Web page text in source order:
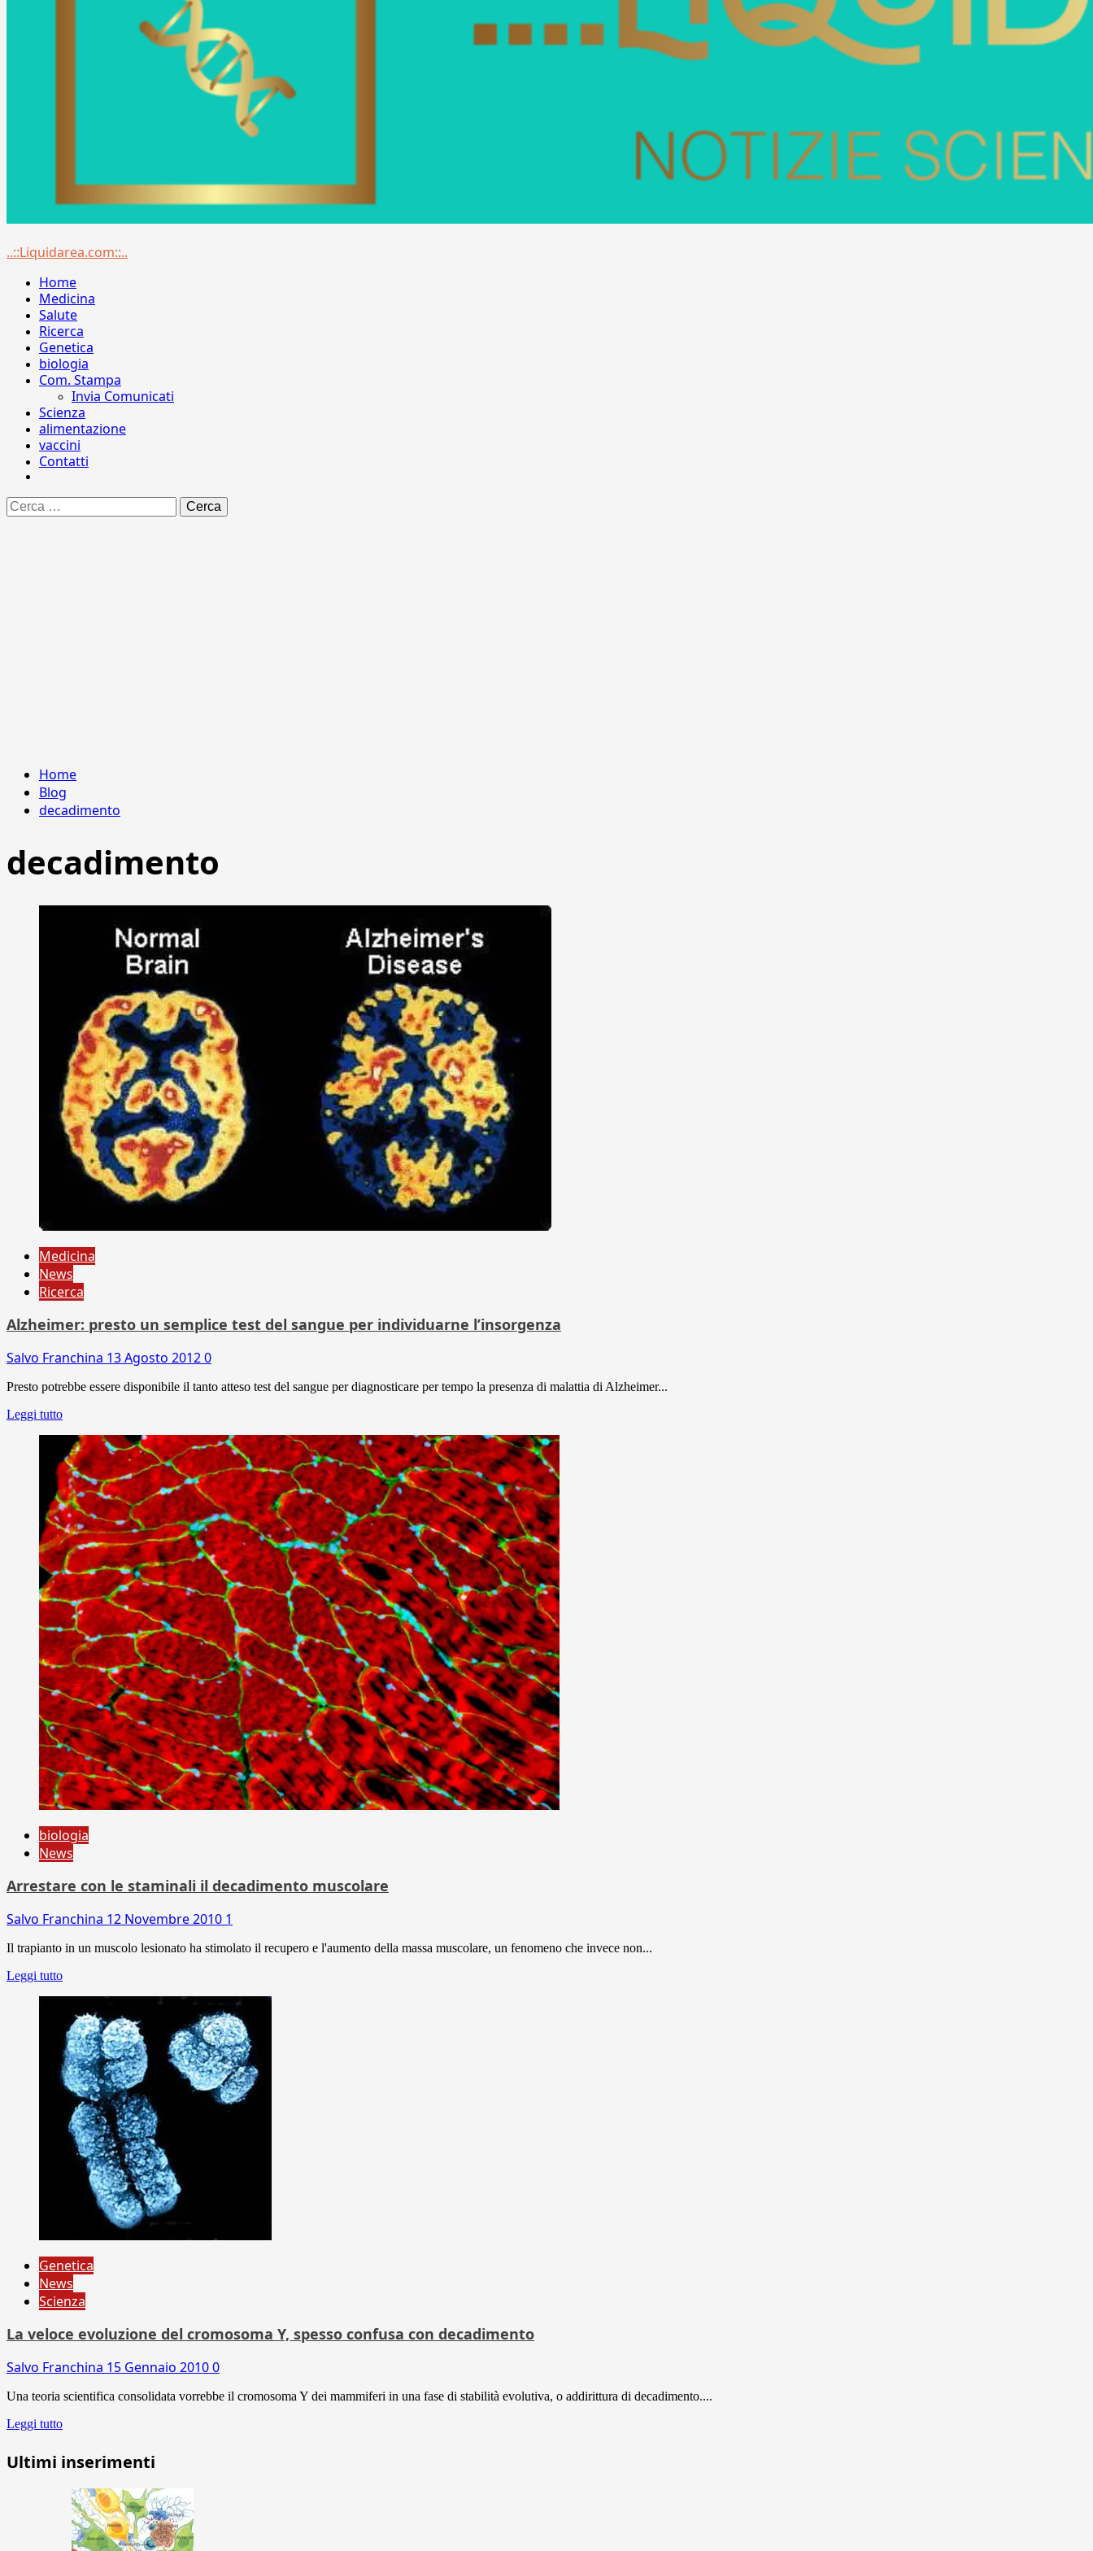
Menu
..::Liquidarea.com::..
Home
Medicina
Salute
Ricerca
Genetica
biologia
Com. Stampa
Invia Comunicati
Scienza
alimentazione
vaccini
Contatti
Ricerca
per:
Home
Blog
decadimento
decadimento
Medicina
News
Ricerca
Alzheimer: presto un semplice test del sangue per individuarne l’insorgenza
Salvo Franchina 13 Agosto 20120
Presto potrebbe essere disponibile il tanto atteso test del sangue per diagnosticare per tempo la presenza di malattia di Alzheimer...
Leggi tutto
biologia
News
Arrestare con le staminali il decadimento muscolare
Salvo Franchina 12 Novembre 2010 1
Il trapianto in un muscolo lesionato ha stimolato il recupero e l'aumento della massa muscolare, un fenomeno che invece non...
Leggi tutto
Genetica
News
Scienza
La veloce evoluzione del cromosoma Y, spesso confusa con decadimento
Salvo Franchina 15 Gennaio 20100
Una teoria scientifica consolidata vorrebbe il cromosoma Y dei mammiferi in una fase di stabilità evolutiva, o addirittura di decadimento....
Leggi tutto
Ultimi inserimenti